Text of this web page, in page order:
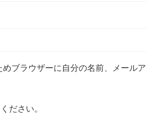
ブラウザーに自分の名前、メール
ださい。